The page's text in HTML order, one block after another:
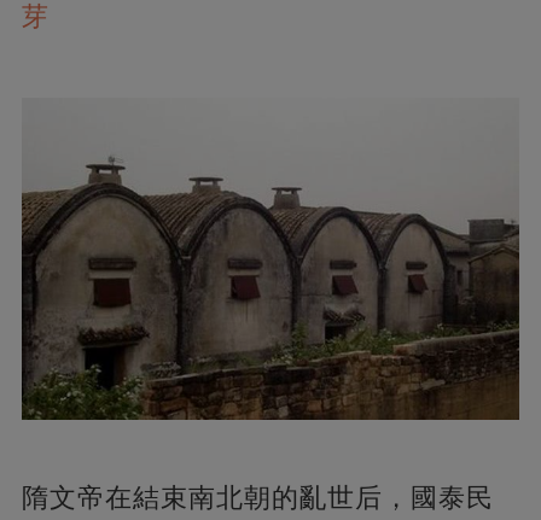
芽
隋文帝在結束南北朝的亂世后，國泰民